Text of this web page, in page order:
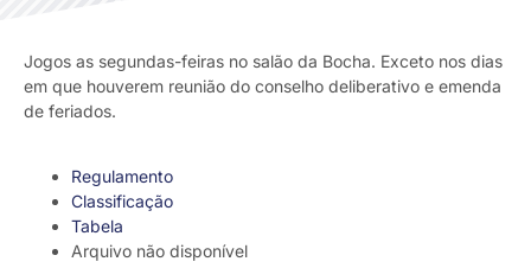
Jogos as segundas-feiras no salão da Bocha. Exceto nos dias
em que houverem reunião do conselho deliberativo e emenda
de feriados.
Regulamento
Classificação
Tabela
Arquivo não disponível